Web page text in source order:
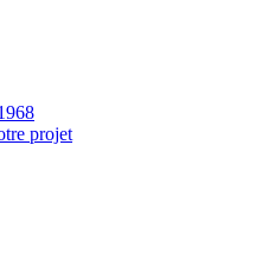
projet